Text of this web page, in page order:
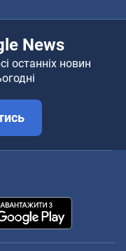
News
останніх новин